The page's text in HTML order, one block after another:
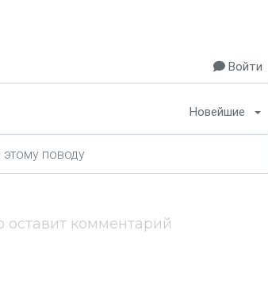
Войти
Новейшие
оставит комментарий